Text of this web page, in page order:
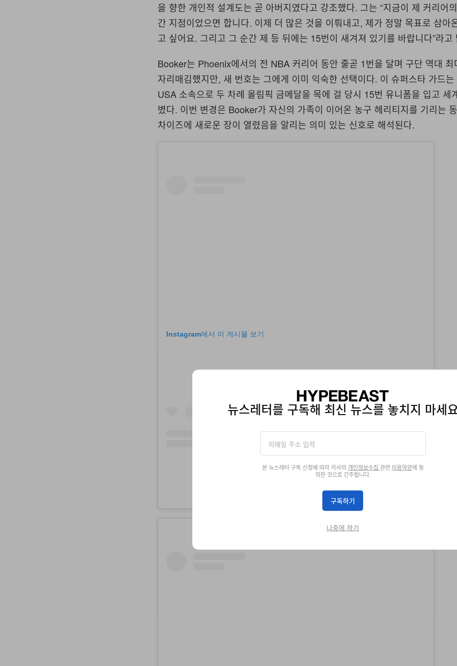
을 향한 개인적 설계도는 곧 아버지였다고 강조했다. 그는 “지금이 제 커리어
간 지점이었으면 합니다. 이제 더 많은 것을 이뤄내고, 제가 정말 목표로 삼아
고 싶어요. 그리고 그 순간 제 등 뒤에는 15번이 새겨져 있기를 바랍니다”라고
Booker는 Phoenix에서의 전 NBA 커리어 동안 줄곧 1번을 달며 구단 역대 최
자리매김했지만, 새 번호는 그에게 이미 익숙한 선택이다. 이 슈퍼스타 가드
USA 소속으로 두 차례 올림픽 금메달을 목에 걸 당시 15번 유니폼을 입고 세
볐다. 이번 변경은 Booker가 자신의 가족이 이어온 농구 헤리티지를 기리는
차이즈에 새로운 장이 열렸음을 알리는 의미 있는 신호로 해석된다.
Instagram에서 이 게시물 보기
Phoenix Suns(@suns)가 공유한 게시물
뉴스레터를 구독해 최신 뉴스를 놓치지 마세
본 뉴스레터 구독 신청에 따라 자사의 개인정보수집 관련 이용약관에 동
의한 것으로 간주됩니다.
구독하기
나중에 하기